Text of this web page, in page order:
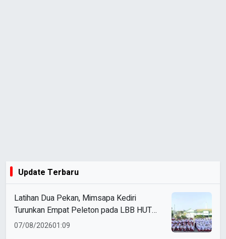
Update Terbaru
Latihan Dua Pekan, Mimsapa Kediri
Turunkan Empat Peleton pada LBB HUT
Ke-81 RI Kecamatan Pare
07/08/202601:09